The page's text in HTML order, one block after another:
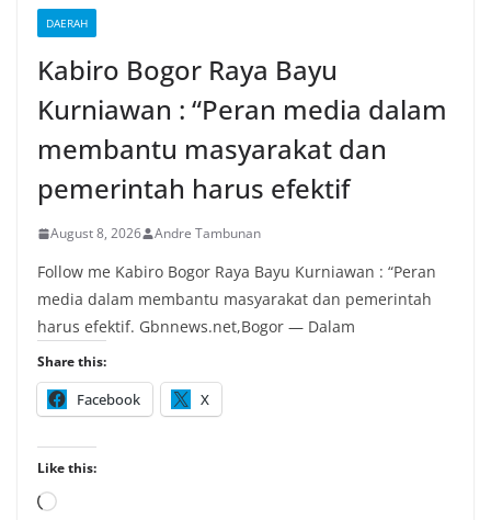
DAERAH
Kabiro Bogor Raya Bayu
Kurniawan : “Peran media dalam
membantu masyarakat dan
pemerintah harus efektif
August 8, 2026 Andre Tambunan
Follow me Kabiro Bogor Raya Bayu Kurniawan : “Peran
media dalam membantu masyarakat dan pemerintah
harus efektif. Gbnnews.net,Bogor — Dalam
Share this:
Facebook X
Like this:
Loading…